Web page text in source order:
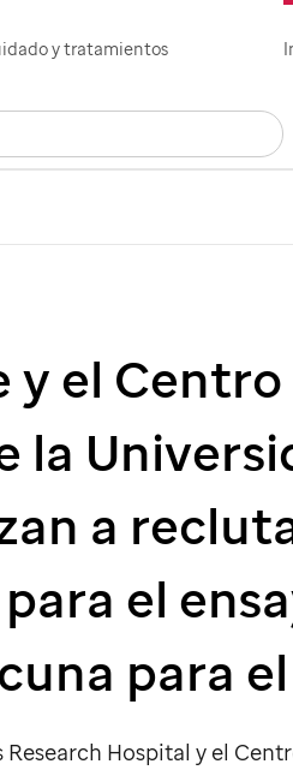
y tratamientos
y el Centro
la
a
el
para
Hospital y el